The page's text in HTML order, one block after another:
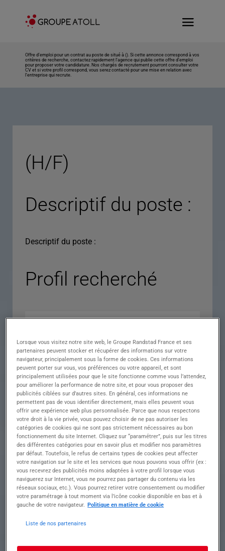
Offre d’emploi pour un contrat au poste de situé à (). Si cette annonce correspond à vos
critères de recherche, contactez rapidement l’agence qui publie cette offre d’emploi
pour proposer votre candidature. Nos chargés de recrutement pourront consulter votre
CV et si votre profil correspond, vous serez contacté pour une mise en relation avec
l’entreprise qui recrute.
(H/F)
Descriptif du poste :
Descriptif du poste :
Profil recherché
Expérience
Salaire
Contrat
Ville
()
Référence Annonce n°
Contact
Tél.
Lorsque vous visitez notre site web, le Groupe Randstad France et ses
partenaires peuvent stocker et récupérer des informations sur votre
navigateur, principalement sous la forme de cookies. Ces informations
peuvent porter sur vous, vos préférences ou votre appareil, et sont
principalement utilisées pour que le site fonctionne comme vous l’attendez,
pour améliorer la performance de notre site, et pour vous proposer des
publicités ciblées sur d’autres sites. En général, ces informations ne
permettent pas de vous identifier directement, mais elles peuvent vous
offrir une expérience web plus personnalisée. Parce que nous respectons
votre droit à la vie privée, vous pouvez choisir de ne pas autoriser les
catégories de cookies qui ne sont pas strictement nécessaires au bon
fonctionnement du site Internet. Cliquez sur “paramétrer”, puis sur les titres
des différentes catégories pour en savoir plus et modifier nos paramètres
par défaut. Toutefois, le refus de certains types de cookies peut affecter
votre navigation sur le site et les services que nous pouvons vous offrir (ex :
vous recevrez des publicités moins adaptées à votre profil lorsque vous
naviguerez sur Internet, vous ne pourrez pas partager du contenu via les
réseaux sociaux, etc.). Vous pourrez retirer votre consentement ou modifier
votre paramétrage à tout moment via l’icône cookie disponible en bas et à
gauche de votre navigateur. Politique en matière de cookie
Liste de nos partenaires